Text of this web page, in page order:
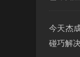
今天杰
碰巧解